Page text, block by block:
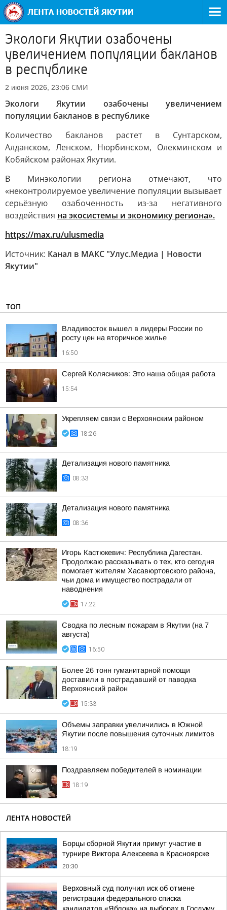
Экологи Якутии озабочены
увеличением популяции бакланов
в республике
2 июня 2026, 23:06 СМИ
Экологи Якутии озабочены увеличением
популяции бакланов в республике
Количество бакланов растет в Сунтарском,
Алданском, Ленском, Нюрбинском, Олекминском и
Кобяйском районах Якутии.
В Минэкологии региона отмечают, что
«неконтролируемое увеличение популяции вызывает
серьёзную озабоченность из-за негативного
воздействия на экосистемы и экономику региона».
https://max.ru/ulusmedia
Источник: Канал в МАКС "Улус.Медиа | Новости
Якутии"
ТОП
Владивосток вышел в лидеры России по
росту цен на вторичное жилье
16:50
Сергей Колясников: Это наша общая работа
15:54
Укрепляем связи с Верхоянским районом
18:26
Детализация нового памятника
08:33
Детализация нового памятника
08:36
Игорь Кастюкевич: Республика Дагестан.
Продолжаю рассказывать о тех, кто сегодня
помогает жителям Хасавюртовского района,
чьи дома и имущество пострадали от
наводнения
17:22
Сводка по лесным пожарам в Якутии (на 7
августа)
16:50
Более 26 тонн гуманитарной помощи
доставили в пострадавший от паводка
Верхоянский район
15:33
Объемы заправки увеличились в Южной
Якутии после повышения суточных лимитов
18:19
Поздравляем победителей в номинации
18:19
ЛЕНТА НОВОСТЕЙ
Борцы сборной Якутии примут участие в
турнире Виктора Алексеева в Красноярске
20:30
Верховный суд получил иск об отмене
регистрации федерального списка